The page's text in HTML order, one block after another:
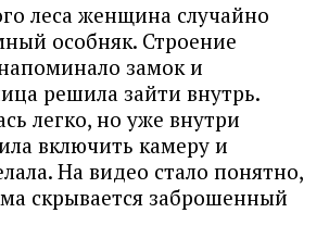
леса женщина случайно
особняк. Строение
замок и
решила зайти внутрь.
легко, но уже внутри
включить камеру и
На видео стало понятно,
скрывается заброшенный